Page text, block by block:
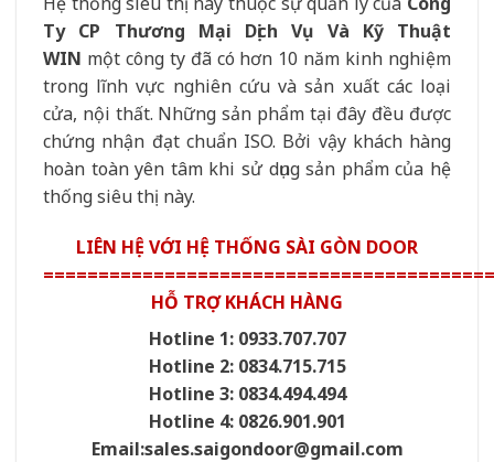
Ty CP Thương Mại Dịch Vụ Và Kỹ Thuật
WIN một công ty đã có hơn 10 năm kinh nghiệm
trong lĩnh vực nghiên cứu và sản xuất các loại
cửa, nội thất. Những sản phẩm tại đây đều được
chứng nhận đạt chuẩn ISO. Bởi vậy khách hàng
hoàn toàn yên tâm khi sử dụng sản phẩm của hệ
thống siêu thị này.
LIÊN HỆ VỚI HỆ THỐNG SÀI GÒN DOOR
HỖ TRỢ KHÁCH HÀNG
Hotline 1: 0933.707.707
Hotline 2: 0834.715.715
Hotline 3: 0834.494.494
Hotline 4: 0826.901.901
Email:sales.saigondoor@gmail.com